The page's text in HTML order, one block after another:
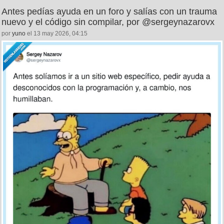
Antes pedías ayuda en un foro y salías con un trauma
nuevo y el código sin compilar, por @sergeynazarovx
por yuno el 13 may 2026, 04:15